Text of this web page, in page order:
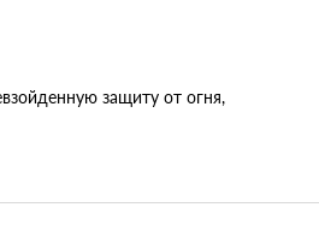
защиту от огня,